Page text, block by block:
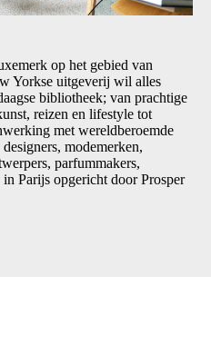
op het gebied van
Yorkse uitgeverij wil alles
bibliotheek; van prachtige
reizen en lifestyle tot
met wereldberoemde
modemerken,
parfummakers,
Parijs opgericht door Prosper